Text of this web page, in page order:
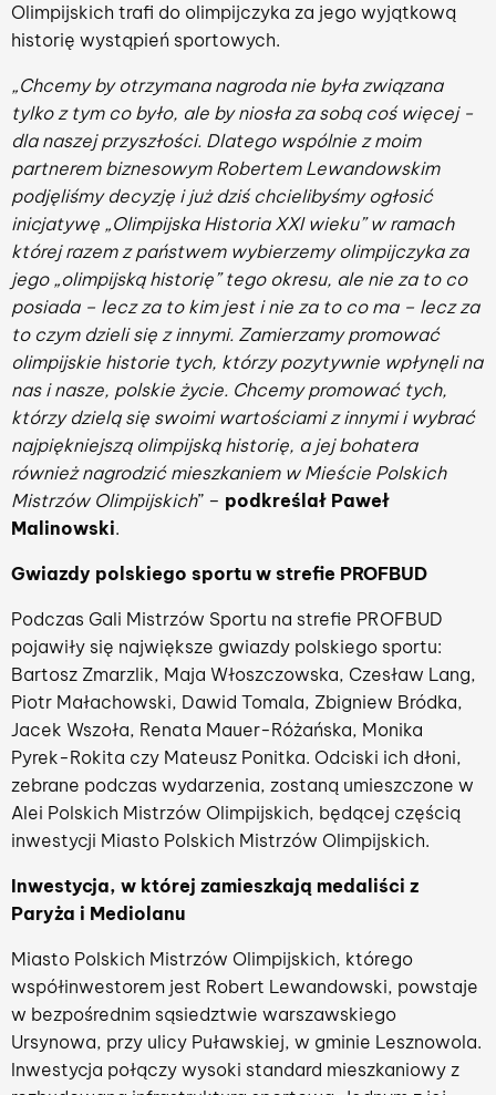
Olimpijskich trafi do olimpijczyka za jego wyjątkową
historię wystąpień sportowych.
„Chcemy by otrzymana nagroda nie była związana
tylko z tym co było, ale by niosła za sobą coś więcej -
dla naszej przyszłości. Dlatego wspólnie z moim
partnerem biznesowym Robertem Lewandowskim
podjęliśmy decyzję i już dziś chcielibyśmy ogłosić
inicjatywę „Olimpijska Historia XXI wieku” w ramach
której razem z państwem wybierzemy olimpijczyka za
jego „olimpijską historię” tego okresu, ale nie za to co
posiada – lecz za to kim jest i nie za to co ma – lecz za
to czym dzieli się z innymi. Zamierzamy promować
olimpijskie historie tych, którzy pozytywnie wpłynęli na
nas i nasze, polskie życie. Chcemy promować tych,
którzy dzielą się swoimi wartościami z innymi i wybrać
najpiękniejszą olimpijską historię, a jej bohatera
również nagrodzić mieszkaniem w Mieście Polskich
Mistrzów Olimpijskich” – podkreślał Paweł
Malinowski.
Gwiazdy polskiego sportu w strefie PROFBUD
Podczas Gali Mistrzów Sportu na strefie PROFBUD
pojawiły się największe gwiazdy polskiego sportu:
Bartosz Zmarzlik, Maja Włoszczowska, Czesław Lang,
Piotr Małachowski, Dawid Tomala, Zbigniew Bródka,
Jacek Wszoła, Renata Mauer-Różańska, Monika
Pyrek-Rokita czy Mateusz Ponitka. Odciski ich dłoni,
zebrane podczas wydarzenia, zostaną umieszczone w
Alei Polskich Mistrzów Olimpijskich, będącej częścią
inwestycji Miasto Polskich Mistrzów Olimpijskich.
Inwestycja, w której zamieszkają medaliści z
Paryża i Mediolanu
Miasto Polskich Mistrzów Olimpijskich, którego
współinwestorem jest Robert Lewandowski, powstaje
w bezpośrednim sąsiedztwie warszawskiego
Ursynowa, przy ulicy Puławskiej, w gminie Lesznowola.
Inwestycja połączy wysoki standard mieszkaniowy z